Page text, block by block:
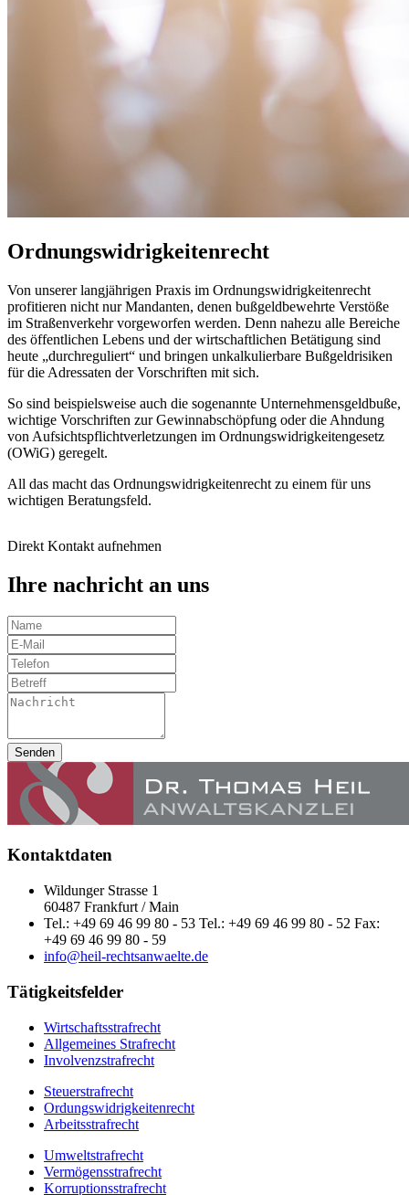
Ordnungswidrigkeitenrecht
Von unserer langjährigen Praxis im Ordnungswidrigkeitenrecht
profitieren nicht nur Mandanten, denen bußgeldbewehrte Verstöße
im Straßenverkehr vorgeworfen werden. Denn nahezu alle Bereiche
des öffentlichen Lebens und der wirtschaftlichen Betätigung sind
heute „durchreguliert“ und bringen unkalkulierbare Bußgeldrisiken
für die Adressaten der Vorschriften mit sich.
So sind beispielsweise auch die sogenannte Unternehmensgeldbuße,
wichtige Vorschriften zur Gewinnabschöpfung oder die Ahndung
von Aufsichtspflichtverletzungen im Ordnungswidrigkeitengesetz
(OWiG) geregelt.
All das macht das Ordnungswidrigkeitenrecht zu einem für uns
wichtigen Beratungsfeld.
Direkt Kontakt aufnehmen
Ihre nachricht an uns
Senden
Kontaktdaten
Wildunger Strasse 1
60487 Frankfurt / Main
Tel.: +49 69 46 99 80 - 53 Tel.: +49 69 46 99 80 - 52 Fax:
+49 69 46 99 80 - 59
info@heil-rechtsanwaelte.de
Tätigkeitsfelder
Wirtschaftsstrafrecht
Allgemeines Strafrecht
Involvenzstrafrecht
Steuerstrafrecht
Ordungswidrigkeitenrecht
Arbeitsstrafrecht
Umweltstrafrecht
Vermögensstrafrecht
Korruptionsstrafrecht